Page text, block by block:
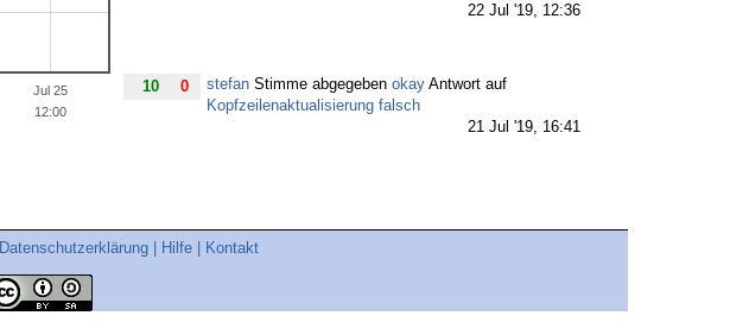
Jul 25
12:00
22 Jul '19, 12:36
10 0 stefan Stimme abgegeben okay Antwort auf
Kopfzeilenaktualisierung falsch
21 Jul '19, 16:41
gast3vergab zusätzliche 100 Punkte dem Benutzer
Datenschutzerklärung Hilfe Kontakt